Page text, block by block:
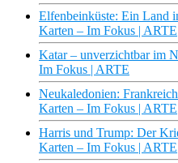
Elfenbeinküste: Ein Land
Karten – Im Fokus | ARTE
Katar – unverzichtbar im
Im Fokus | ARTE
Neukaledonien:
Karten – Im Fokus | ARTE
Harris und Trump: Der
Karten – Im Fokus | ARTE